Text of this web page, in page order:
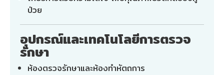
ป่วย
อุปกรณ์และเทคโนโลยีการตรวจ
รักษา
ห้องตรวจรักษาและห้องทำหัตถการ